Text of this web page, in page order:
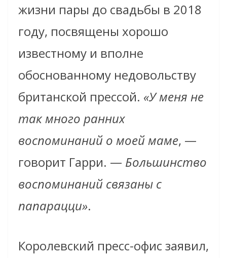
жизни пары до свадьбы в 2018
году, посвящены хорошо
известному и вполне
обоснованному недовольству
британской прессой. «У меня не
так много ранних
воспоминаний о моей маме, —
говорит Гарри. — Большинство
воспоминаний связаны с
папарацци».
Королевский пресс-офис заявил,